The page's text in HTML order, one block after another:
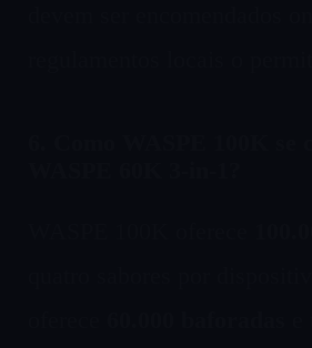
devem ser encomendados
regulamentos locais o
6. Como WASPE 100K se
quatro sabores por